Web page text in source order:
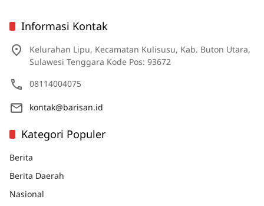
Informasi Kontak
Kelurahan Lipu, Kecamatan Kulisusu, Kab. Buton Utara,
Sulawesi Tenggara Kode Pos: 93672
08114004075
kontak@barisan.id
Kategori Populer
Berita
Berita Daerah
Nasional